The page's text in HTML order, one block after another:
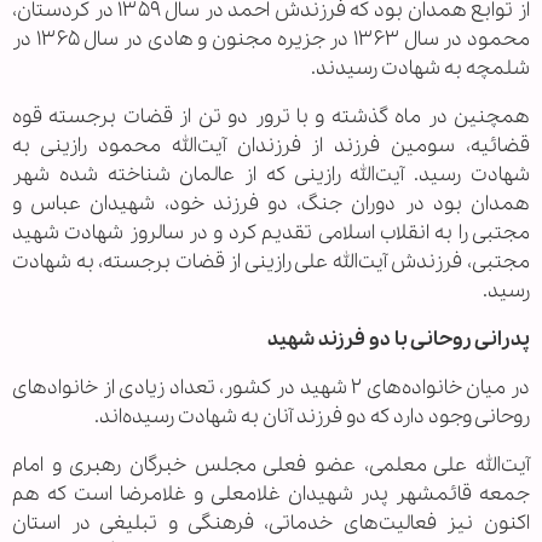
از توابع همدان بود که فرزندش احمد در سال ۱۳۵۹ در کردستان،
محمود در سال ۱۳۶۳ در جزیره مجنون و هادی در سال ۱۳۶۵ در
شلمچه به شهادت رسیدند.
همچنین در ماه گذشته و با ترور دو تن از قضات برجسته قوه
قضائیه، سومین فرزند از فرزندان آیت‌الله محمود رازینی به
شهادت رسید. آیت‌الله رازینی که از عالمان شناخته شده شهر
همدان بود در دوران جنگ، دو فرزند خود، شهیدان عباس و
مجتبی را به انقلاب اسلامی تقدیم کرد و در سالروز شهادت شهید
مجتبی، فرزندش آیت‌الله علی رازینی از قضات برجسته، به شهادت
رسید.
پدرانی روحانی با دو فرزند شهید
در میان خانواده‌های ۲ شهید در کشور، تعداد زیادی از خانوادهای
روحانی وجود دارد که دو فرزند آنان به شهادت رسیده‌اند.
آیت‌الله علی معلمی، عضو فعلی مجلس خبرگان رهبری و امام
جمعه قائمشهر پدر شهیدان غلامعلی و غلامرضا است که هم
اکنون نیز فعالیت‌های خدماتی، فرهنگی و تبلیغی در استان